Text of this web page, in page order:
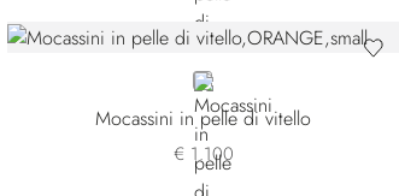
ORANGE
Mocassini in pelle di vitello
€ 1.100